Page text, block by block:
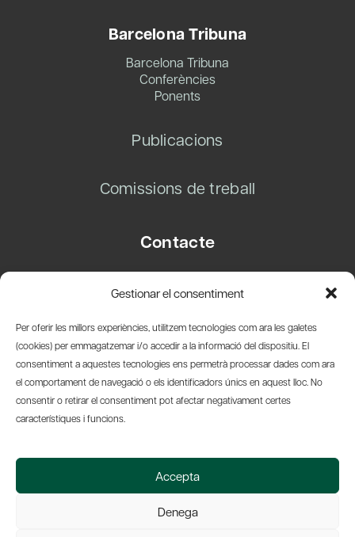
Gestionar el consentiment
Per oferir les millors experiències, utilitzem tecnologies com ara les galetes
(cookies) per emmagatzemar i/o accedir a la informació del dispositiu. El
consentiment a aquestes tecnologies ens permetrà processar dades com ara
el comportament de navegació o els identificadors únics en aquest lloc. No
consentir o retirar el consentiment pot afectar negativament certes
característiques i funcions.
Accepta
Denega
Barcelona Tribuna
Barcelona Tribuna
Conferències
Ponents
Publicacions
Comissions de treball
Contacte
08003 Barcelona
info@amicsdelpais.com
Suscripció Newsletter
© 2026 Societat Econòmica Barcelonesa d'Amics del País
Web by Ideamatic